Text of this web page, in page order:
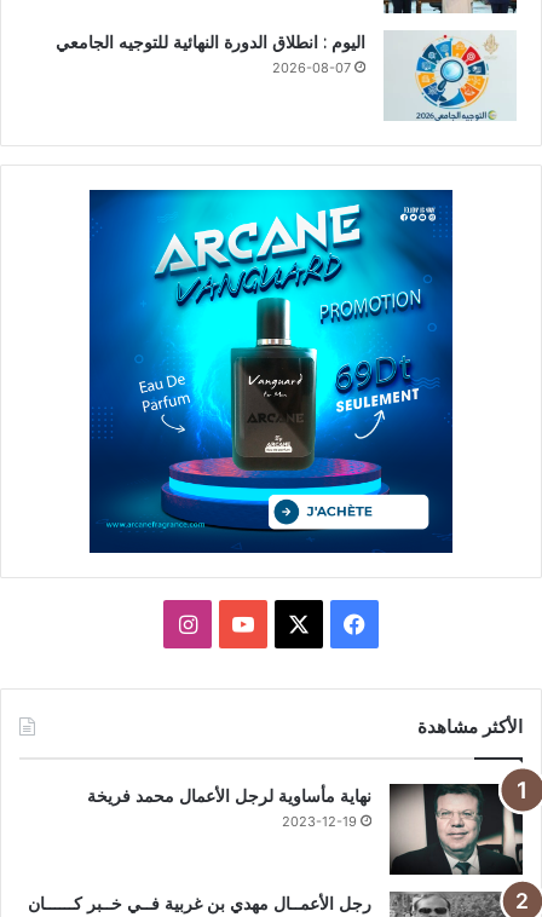
اليوم : انطلاق الدورة النهائية للتوجيه الجامعي
2026-08-07
فيسبوك يوتيوبانستقرام
الأكثر مشاهدة
نهاية مأساوية لرجل الأعمال محمد فريخة
2023-12-19
رجل الأعمــال مهدي بن غربية فــي خــبر كــــــان